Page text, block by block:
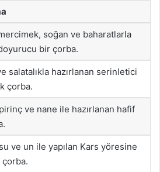
mercimek, soğan ve baharatlarla
bir çorba.
salatalıkla hazırlanan serinletici
çorba.
ve nane ile hazırlanan hafif
ve un ile yapılan Kars yöresine